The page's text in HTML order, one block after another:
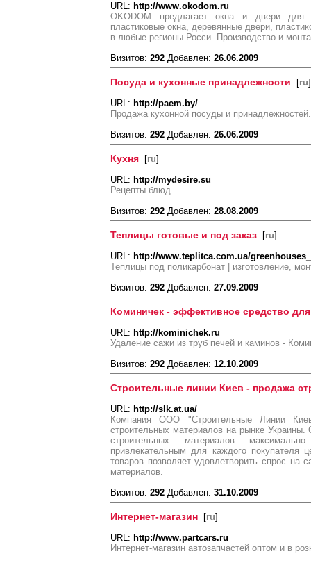
URL: http://www.okodom.ru
OKODOM предлагает окна и двери
пластиковые окна, деревянные двери,
в любые регионы Росси. Производство и
Визитов: 292 Добавлен: 26.06.2009
Посуда и кухонные принадлежности [ru]
URL: http://paem.by/
Продажа кухонной посуды и
Визитов: 292 Добавлен: 26.06.2009
Кухня [ru]
URL: http://mydesire.su
Рецепты блюд
Визитов: 292 Добавлен: 28.08.2009
Теплицы готовые и под заказ [ru]
URL: http://www.teplitca.com.ua/
Теплицы под поликарбонат | изготовление,
Визитов: 292 Добавлен: 27.09.2009
Коминичек - эффективное средство
URL: http://kominichek.ru
Удаление сажи из труб печей и каминов -
Визитов: 292 Добавлен: 12.10.2009
Строительные линии Киев - продажа
URL: http://slk.at.ua/
Компания ООО "Строительные Линии
строительных материалов на рынке
строительных материалов
привлекательным для каждого покупателя
товаров позволяет удовлетворить спрос на
материалов.
Визитов: 292 Добавлен: 31.10.2009
Интернет-магазин [ru]
URL: http://www.partcars.ru
Интернет-магазин автозапчастей оптом и в